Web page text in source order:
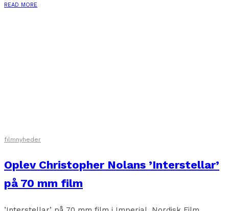
READ MORE
filmnyheder
Oplev Christopher Nolans ’Interstellar’
på 70 mm film